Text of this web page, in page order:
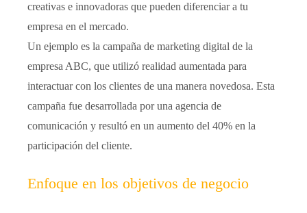
creativas e innovadoras que pueden diferenciar a tu
empresa en el mercado.
Un ejemplo es la campaña de marketing digital de la
empresa ABC, que utilizó realidad aumentada para
interactuar con los clientes de una manera novedosa. Esta
campaña fue desarrollada por una agencia de
comunicación y resultó en un aumento del 40% en la
participación del cliente.
Enfoque en los objetivos de negocio